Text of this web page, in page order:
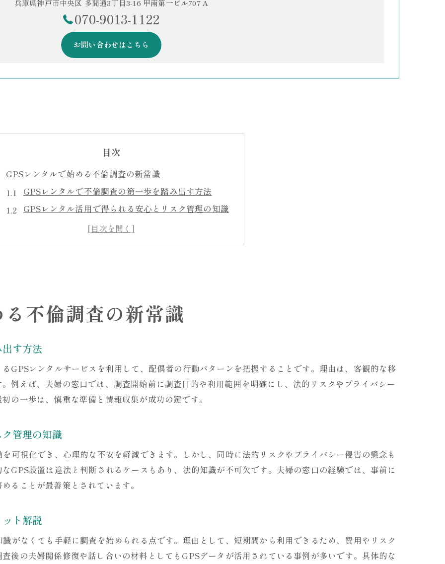
兵庫県神戸市中央区 多聞通3丁目3-16 甲南第一ビル707 A
070-9013-1122
お問い合わせはこちら
目次
GPSレンタルで始める不倫調査の新常識
GPSレンタルで不倫調査の第一歩を踏み出す方法
GPSレンタル活用で得られる安心とリスク管理の知識
夫婦問題に寄り添うGPSレンタルのメリット解説
失敗しないためのGPSレンタル選びのポイント
GPSレンタルが浮気調査で選ばれる理由を解説
浮気調査に適したGPSレンタルの選定基準
バレにくいGPSレンタル活用のコツと注意点
GPSレンタルで浮気調査を行う際の注意事項
トラブル回避に役立つGPSレンタルの知識
GPSレンタルでバレずに不倫調査を進める秘訣
超小型GPSレンタルで浮気調査のリスクを低減
GPSレンタルを活用したバレない証拠収集の方法
浮気調査用GPSレンタルで注意すべき行動パターン
浮気調査に役立つGPSレンタル選びのコツ
違法リスクを避けるGPSレンタルの使い方
GPSレンタル利用で違法行為を避けるための基礎知識
不倫調査の新常識
す方法
GPSレンタルサービスを利用して、配偶者の行動パターンを把握することです。理由は、客観的な移
例えば、夫婦の窓口では、調査開始前に調査目的や利用範囲を明確にし、法的リスクやプライバシー
の一歩は、慎重な準備と情報収集が成功の鍵です。
管理の知識
可視化でき、心理的な不安を軽減できます。しかし、同時に法的リスクやプライバシー侵害の懸念も
GPS設置は違法と判断されるケースもあり、法的知識が不可欠です。夫婦の窓口の経験では、事前に
ることが最善策とされています。
ト解説
がなくても手軽に調査を始められる点です。理由として、短期間から利用できるため、費用やリスク
後の夫婦関係修復や話し合いの材料としてもGPSデータが活用されている事例が多いです。具体的な